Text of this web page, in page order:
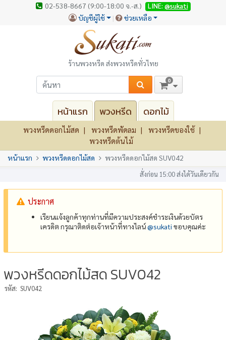
02-538-8667 (9:00-18:00 จ.-ส.) LINE: @sukati
บัญชีผู้ใช้ ช่วยเหลือ
ร้านพวงหรีด ส่งพวงหรีดทั่วไทย
0
หน้าแรก พวงหรีด ดอกไม้
พวงหรีดดอกไม้สด พวงหรีดพัดลม
พวงหรีดของใช้
พวงหรีดต้นไม้
หน้าแรก พวงหรีดดอกไม้สด พวงหรีดดอกไม้สด SUV042
สั่งก่อน 15:00 ส่งได้วันเดียวกัน
ประกาศ
เรียนแจ้งลูกค้าทุกท่านที่มีความประสงค์ชำระเงินด้วยบัตร
เครดิต กรุณาติดต่อเจ้าหน้าที่ทางไลน์@‌sukati ขอบคุณค่ะ
พวงหรีดดอกไม้สด SUV042
รหัส: SUV042